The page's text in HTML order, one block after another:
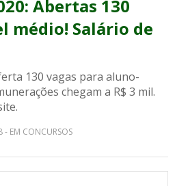
Abertas 130
médio! Salário de
130 vagas para aluno-
chegam a R$ 3 mil.
EM CONCURSOS